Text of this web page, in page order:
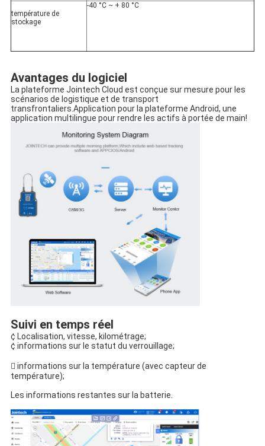
température de
stockage
-40 °C ~ + 80 °C
Avantages du logiciel
La plateforme Jointech Cloud est conçue sur mesure pour les
scénarios de logistique et de transport
transfrontaliers.Application pour la plateforme Android, une
application multilingue pour rendre les actifs à portée de main!
Suivi en temps réel
¢ Localisation, vitesse, kilométrage;
¢ informations sur le statut du verrouillage;
 informations sur la température (avec capteur de
température);
Les informations restantes sur la batterie.